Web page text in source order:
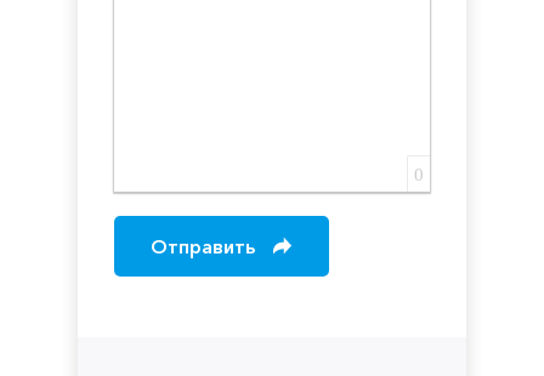
0
Отправить